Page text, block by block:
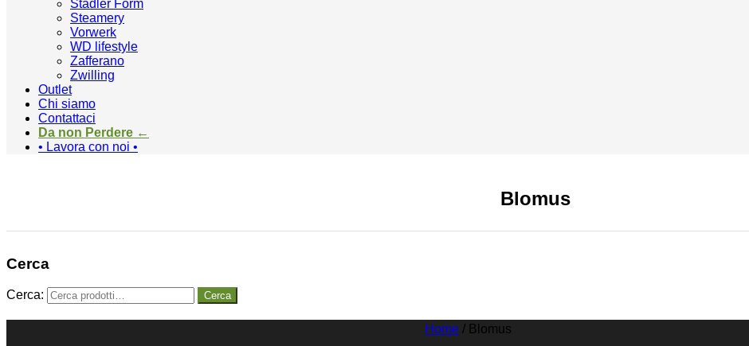
Stadler Form
Steamery
Vorwerk
WD lifestyle
Zafferano
Zwilling
Outlet
Chi siamo
Contattaci
Da non Perdere ←
• Lavora con noi •
Blomus
Cerca
Cerca: Cerca
Home / Blomus